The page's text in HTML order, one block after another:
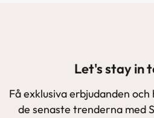
Let's stay in
Få exklusiva erbjudanden
de senaste trenderna med